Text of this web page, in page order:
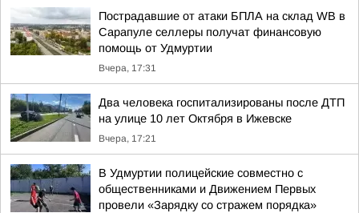
Пострадавшие от атаки БПЛА на склад WB в
Сарапуле селлеры получат финансовую
помощь от Удмуртии
Вчера, 17:31
Два человека госпитализированы после ДТП
на улице 10 лет Октября в Ижевске
Вчера, 17:21
В Удмуртии полицейские совместно с
общественниками и Движением Первых
провели «Зарядку со стражем порядка»